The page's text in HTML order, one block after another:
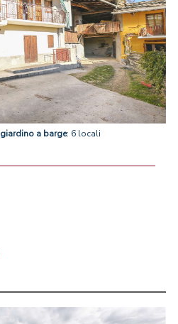
giardino a barge: 6 locali